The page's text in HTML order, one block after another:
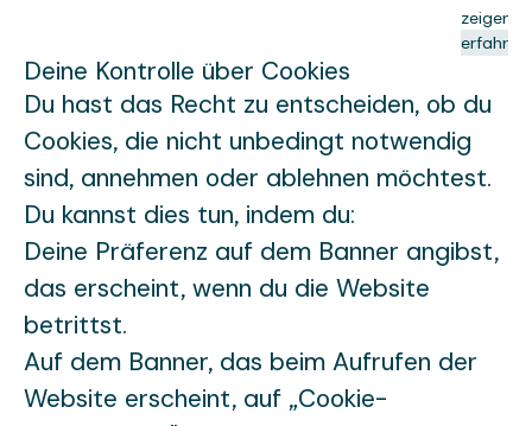
zeigen.
erfahren
Deine Kontrolle über Cookies
Du hast das Recht zu entscheiden, ob du
Cookies, die nicht unbedingt notwendig
sind, annehmen oder ablehnen möchtest.
Du kannst dies tun, indem du:
Deine Präferenz auf dem Banner angibst,
das erscheint, wenn du die Website
betrittst.
Auf dem Banner, das beim Aufrufen der
Website erscheint, auf „Cookie-